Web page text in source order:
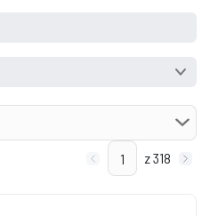
z 318